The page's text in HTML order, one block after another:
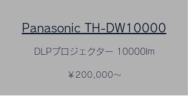
Panasonic TH-DW10000
DLPプロジェクター 10000lm
￥200,000～